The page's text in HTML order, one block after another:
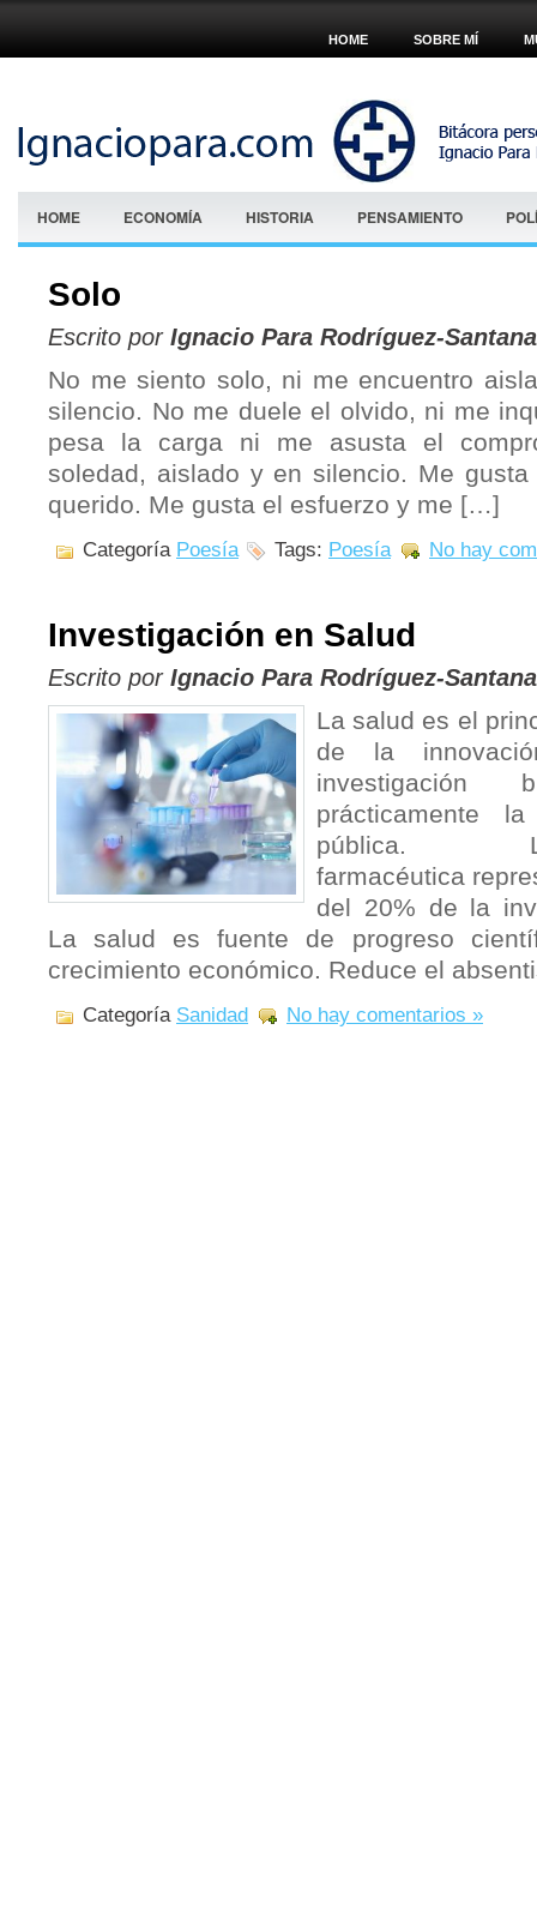
HOME SOBRE MÍ
HOME ECONOMÍA HISTORIA PENSAMIENTO
Solo
Escrito por Ignacio Para Rodríguez-Santana
No me siento solo, ni me encuentro
silencio. No me duele el olvido, ni me
pesa la carga ni me asusta el
soledad, aislado y en silencio. Me
querido. Me gusta el esfuerzo y me […]
Categoría Poesía Tags: Poesía No hay
Investigación en Salud
Escrito por Ignacio Para Rodríguez-Santana
La salud es el
de la
investigación
prácticamente
pública.
farmacéutica
del 20% de la
La salud es fuente de progreso
crecimiento económico. Reduce el
Categoría Sanidad No hay comentarios »